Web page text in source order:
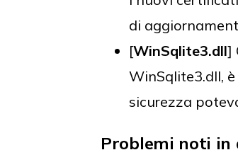
di
[WinSqlite3.dll]
WinSqlite3.dll,
sicurezza
Problemi noti in